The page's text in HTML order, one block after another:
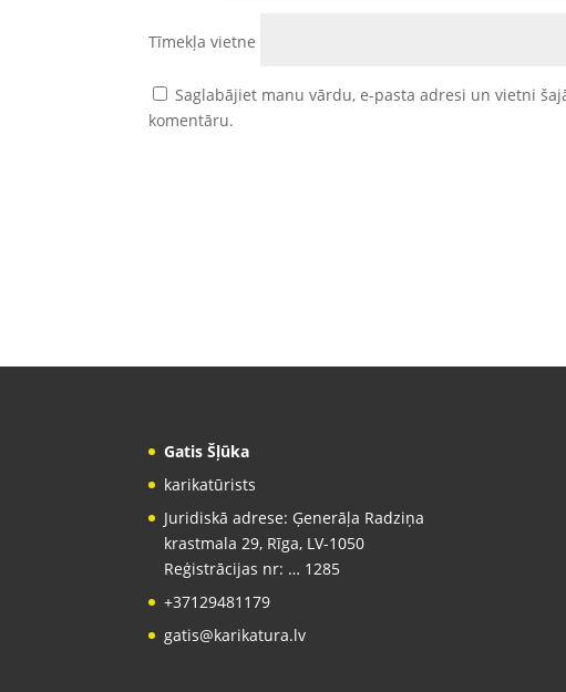
Tīmekļa vietne
Saglabājiet manu vārdu, e-pasta adresi un vietni
komentāru.
Gatis Šļūka
karikatūrists
Juridiskā adrese: Ģenerāļa Radziņa
krastmala 29, Rīga, LV-1050
Reģistrācijas nr: … 1285
+37129481179
gatis@karikatura.lv